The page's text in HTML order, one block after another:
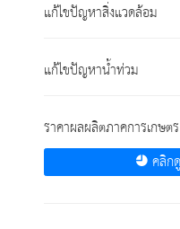
แก้ไขปัญหาสิ่งแวดล้อม
แก้ไขปัญหาน้ำท่วม
ราคาผลผลิตภาคการเกษตร
คลิก